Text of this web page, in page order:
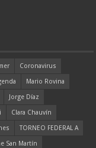
Coronavirus
Mario Rovina
Jorge Díaz
Clara Chauvín
TORNEO FEDERAL A
San Martín